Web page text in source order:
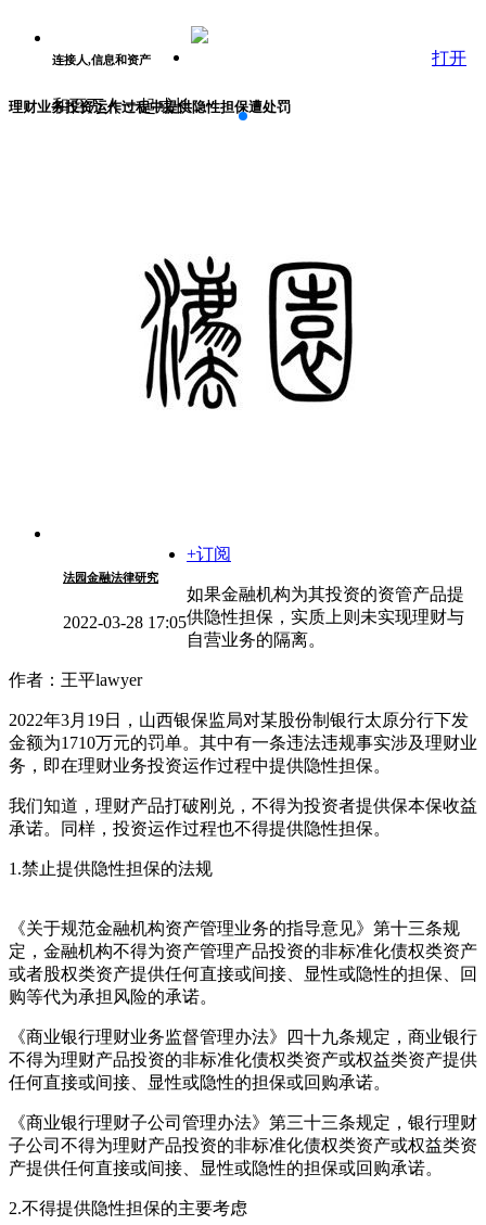
连接人,信息和资产
和百万人一起成长
打开
理财业务投资运作过程中提供隐性担保遭处罚
法园金融法律研究
2022-03-28 17:05
+订阅
如果金融机构为其投资的资管产品提
供隐性担保，实质上则未实现理财与
自营业务的隔离。
作者：王平lawyer
2022年3月19日，山西银保监局对某股份制银行太原分行下发
金额为1710万元的罚单。其中有一条违法违规事实涉及理财业
务，即在理财业务投资运作过程中提供隐性担保。
我们知道，理财产品打破刚兑，不得为投资者提供保本保收益
承诺。同样，投资运作过程也不得提供隐性担保。
1.禁止提供隐性担保的法规
《关于规范金融机构资产管理业务的指导意见》第十三条规
定，金融机构不得为资产管理产品投资的非标准化债权类资产
或者股权类资产提供任何直接或间接、显性或隐性的担保、回
购等代为承担风险的承诺。
《商业银行理财业务监督管理办法》四十九条规定，商业银行
不得为理财产品投资的非标准化债权类资产或权益类资产提供
任何直接或间接、显性或隐性的担保或回购承诺。
《商业银行理财子公司管理办法》第三十三条规定，银行理财
子公司不得为理财产品投资的非标准化债权类资产或权益类资
产提供任何直接或间接、显性或隐性的担保或回购承诺。
2.不得提供隐性担保的主要考虑